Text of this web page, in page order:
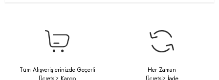
Tüm Alışverişlerinizde Geçerli
Her Zaman